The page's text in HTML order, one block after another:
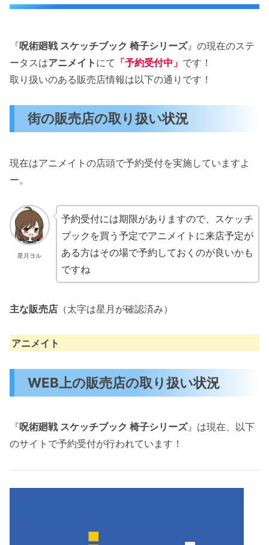
『呪術廻戦 スケッチブック 椅子シリーズ』の現在のステ
ータスはアニメイト にて 「予約受付中」 です！
取り扱いのある販売店情報は以下の通りです！
街の販売店の取り扱い状況
現在はアニメイトの店頭で予約受付を実施していますよ
ー。
星月ヨル
予約受付には期限がありますので、スケッチ
ブックを買う予定でアニメイトに来店予定が
ある方はその場で予約しておくのが良いかも
ですね
主な販売店 （太字は星月が確認済み）
アニメイト
WEB上の販売店の取り扱い状況
『呪術廻戦 スケッチブック 椅子シリーズ』は現在、以下
のサイトで予約受付が行われています！